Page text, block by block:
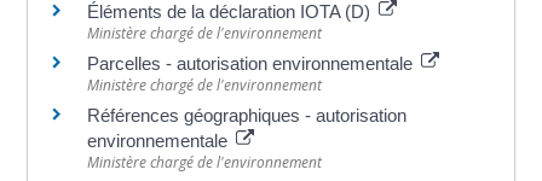
Éléments de la déclaration IOTA (D)
Ministère chargé de l'environnement
Parcelles - autorisation environnementale
Ministère chargé de l'environnement
Références géographiques - autorisation
environnementale
Ministère chargé de l'environnement